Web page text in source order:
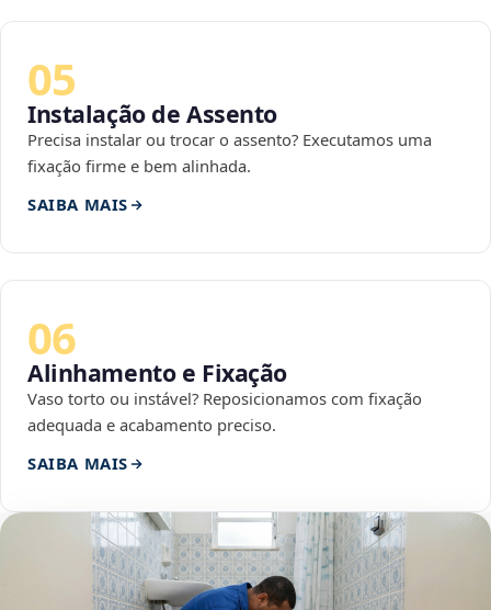
05
Instalação de Assento
Precisa instalar ou trocar o assento? Executamos uma
fixação firme e bem alinhada.
SAIBA MAIS
06
Alinhamento e Fixação
Vaso torto ou instável? Reposicionamos com fixação
adequada e acabamento preciso.
SAIBA MAIS